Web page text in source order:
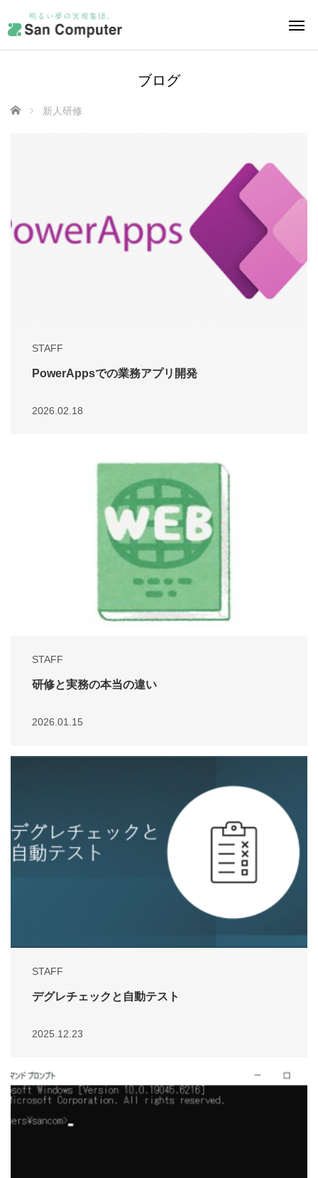
ブログ
ホーム 新人研修
STAFF
PowerAppsでの業務アプリ開発
2026.02.18
STAFF
研修と実務の本当の違い
2026.01.15
STAFF
デグレチェックと自動テスト
2025.12.23